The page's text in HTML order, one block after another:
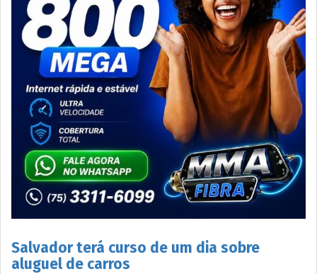
Salvador terá curso de um dia sobre
aluguel de carros